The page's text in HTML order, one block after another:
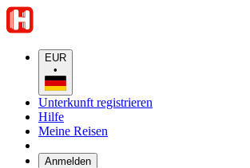
EUR
•
Unterkunft registrieren
Hilfe
Meine Reisen
Anmelden